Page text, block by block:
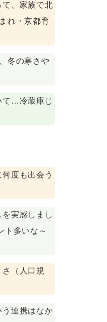
、家族で北
れ・京都育
冬の寒さや
て…冷蔵庫じ
度も出会う
実感しまし
ト多いな～
（人口規
連携はなか